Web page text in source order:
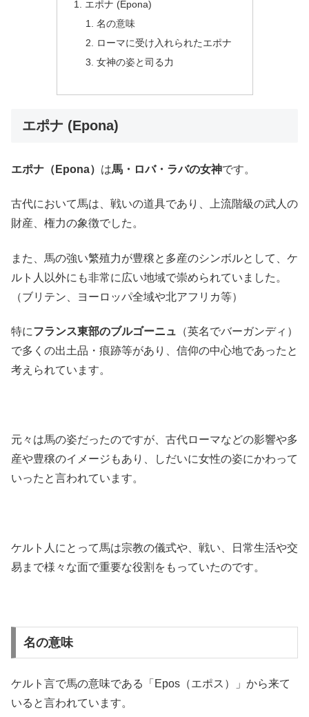
エポナ (Epona)
名の意味
ローマに受け入れられたエポナ
女神の姿と司る力
エポナ (Epona)
エポナ（Epona） は馬・ロバ・ラバの女神です。
古代において馬は、戦いの道具であり、上流階級の武人の
財産、権力の象徴でした。
また、馬の強い繁殖力が豊穣と多産のシンボルとして、ケ
ルト人以外にも非常に広い地域で崇められていました。
（ブリテン、ヨーロッパ全域や北アフリカ等）
特にフランス東部のブルゴーニュ （英名でバーガンディ）
で多くの出土品・痕跡等があり、信仰の中心地であったと
考えられています。
元々は馬の姿だったのですが、古代ローマなどの影響や多
産や豊穣のイメージもあり、しだいに女性の姿にかわって
いったと言われています。
ケルト人にとって馬は宗教の儀式や、戦い、日常生活や交
易まで様々な面で重要な役割をもっていたのです。
名の意味
ケルト言で馬の意味である「Epos（エポス）」から来て
いると言われています。